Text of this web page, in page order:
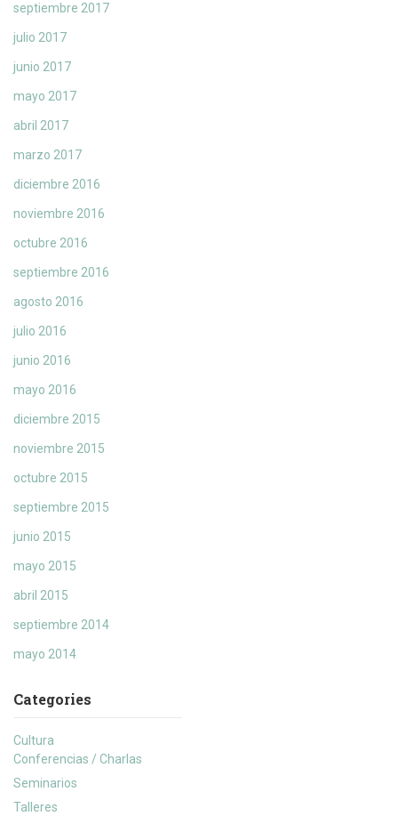
septiembre 2017
julio 2017
junio 2017
mayo 2017
abril 2017
marzo 2017
diciembre 2016
noviembre 2016
octubre 2016
septiembre 2016
agosto 2016
julio 2016
junio 2016
mayo 2016
diciembre 2015
noviembre 2015
octubre 2015
septiembre 2015
junio 2015
mayo 2015
abril 2015
septiembre 2014
mayo 2014
Categories
Cultura
Conferencias / Charlas
Seminarios
Talleres